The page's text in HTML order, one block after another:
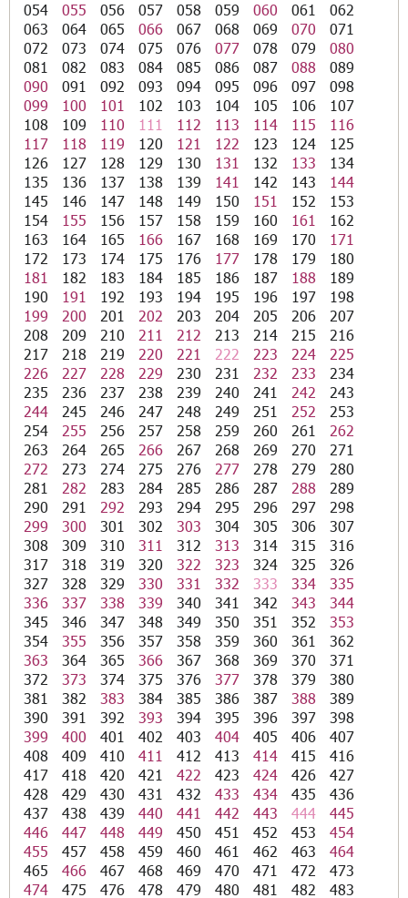
054 055 056 057 058 059 060 061
062
063
064 065 066 067 068 069 070
071
072
073 074 075 076 077 078 079
080
081
082 083 084 085 086 087 088
089
090
091 092 093 094 095 096 097
098
099
100 101 102 103 104 105 106
107
108
109 110 111 112 113 114 115
116
117
118 119 120 121 122 123 124
125
126
127 128 129 130 131 132 133
134
135
136 137 138 139 141 142 143
144
145
146 147 148 149 150 151 152
153
154
155 156 157 158 159 160 161
162
163
164 165 166 167 168 169 170
171
172
173 174 175 176 177 178 179
180
181
182 183 184 185 186 187 188
189
190
191 192 193 194 195 196 197
198
199
200 201 202 203 204 205 206
207
208
209 210 211 212 213 214 215
216
217
218 219 220 221 222 223 224
225
226
227 228 229 230 231 232 233
234
235
236 237 238 239 240 241 242
243
244
245 246 247 248 249 251 252
253
254
255 256 257 258 259 260 261
262
263
264 265 266 267 268 269 270
271
272
273 274 275 276 277 278 279
280
281
282 283 284 285 286 287 288
289
290
291 292 293 294 295 296 297
298
299
300 301 302 303 304 305 306
307
308
309 310 311 312 313 314 315
316
317
318 319 320 322 323 324 325
326
327
328 329 330 331 332 333 334
335
336
337 338 339 340 341 342 343
344
345
346 347 348 349 350 351 352
353
354
355 356 357 358 359 360 361
362
363
364 365 366 367 368 369 370
371
372
373 374 375 376 377 378 379
380
381
382 383 384 385 386 387 388
389
390
391 392 393 394 395 396 397
398
399
400 401 402 403 404 405 406
407
408
409 410 411 412 413 414 415
416
417
418 420 421 422 423 424 426
427
428
429 430 431 432 433 434 435
436
437
438 439 440 441 442 443 444
445
446
447 448 449 450 451 452 453
454
455
457 458 459 460 461 462 463
464
465
466 467 468 469 470 471 472
473
474
475 476 478 479 480 481 482
483